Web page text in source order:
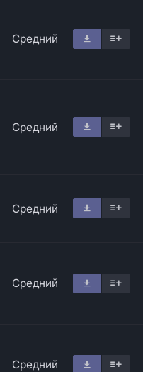
Средний
Средний
Средний
Средний
Средний